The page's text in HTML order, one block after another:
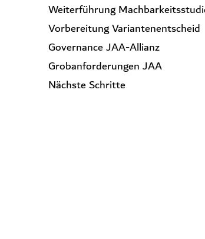
Weiterführung
Vorbereitung Variantenentscheid
Governance JAA-Allianz
Grobanforderungen JAA
Nächste Schritte